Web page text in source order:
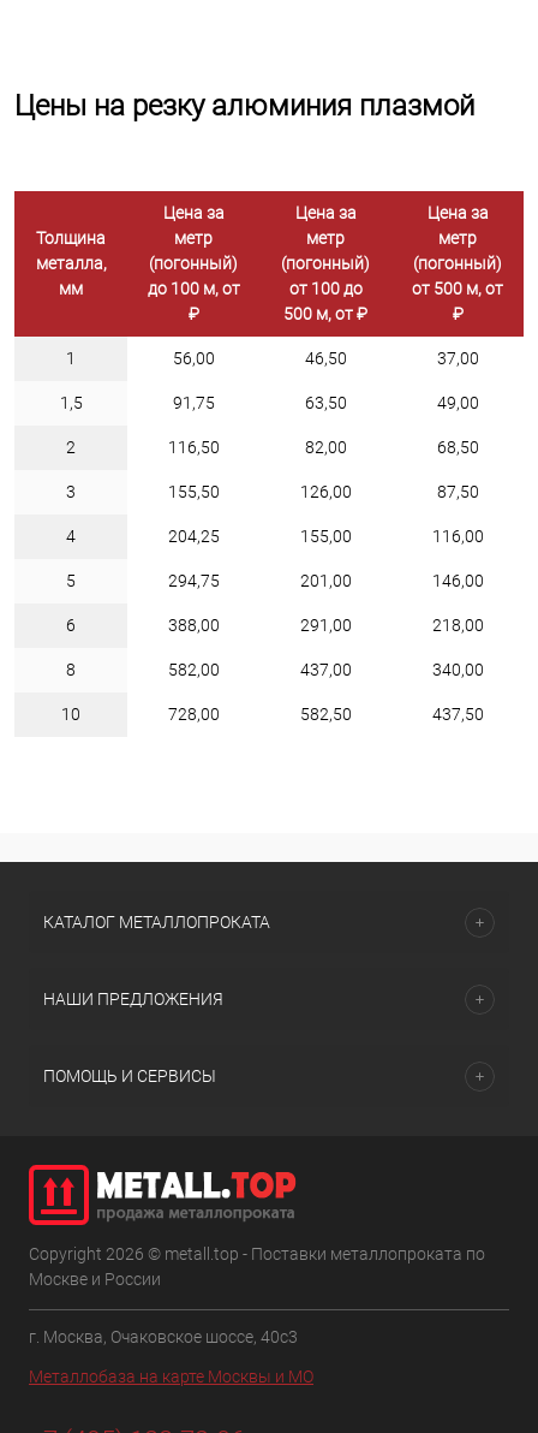
Цены на резку алюминия плазмой
Толщина
металла,
мм
Цена за
метр
(погонный)
до 100 м, от
₽
Цена за
метр
(погонный)
от 100 до
500 м, от ₽
Цена за
метр
(погонный)
от 500 м, от
₽
1 56,00 46,50 37,00
1,5 91,75 63,50 49,00
2 116,50 82,00 68,50
3 155,50 126,00 87,50
4 204,25 155,00 116,00
5 294,75 201,00 146,00
6 388,00 291,00 218,00
8 582,00 437,00 340,00
10 728,00 582,50 437,50
КАТАЛОГ МЕТАЛЛОПРОКАТА
НАШИ ПРЕДЛОЖЕНИЯ
ПОМОЩЬ И СЕРВИСЫ
Copyright 2026 © metall.top - Поставки металлопроката по
Москве и России
г. Москва, Очаковское шоссе, 40с3
Металлобаза на карте Москвы и МО